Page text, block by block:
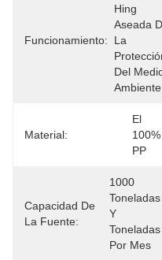
Funcionamiento:
Hing
Aseada
La
Del
Ambiente
Material:
El
100%
PP
Capacidad De
La Fuente:
1000
Toneladas
Y
Toneladas
Por Mes